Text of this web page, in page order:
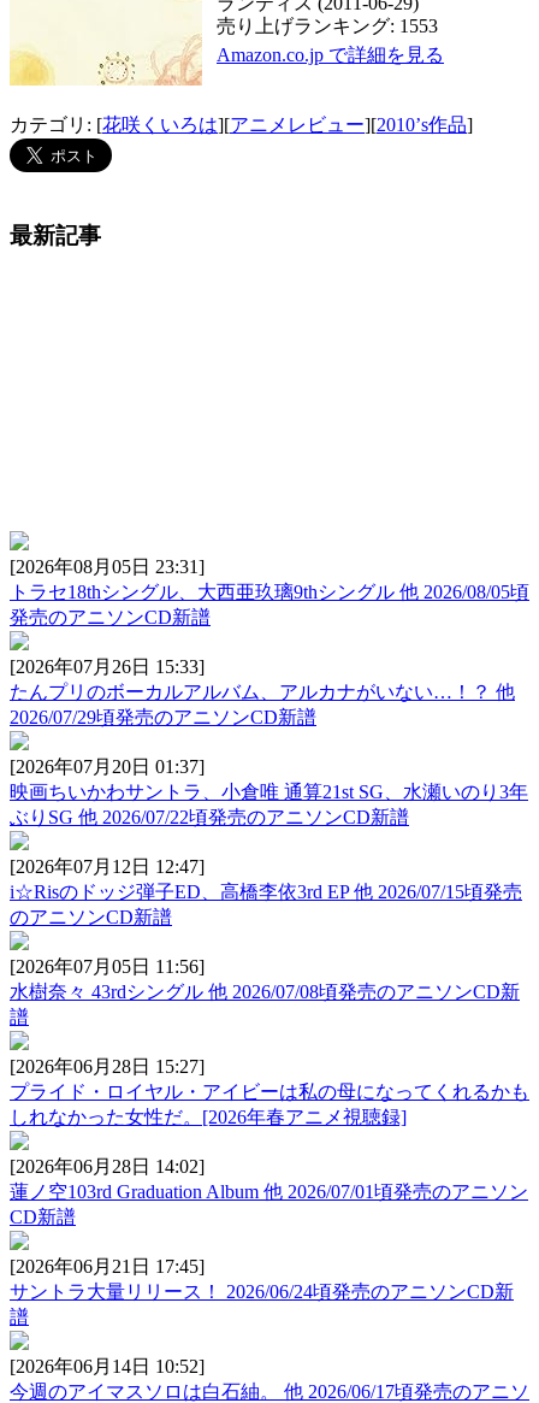
売り上げランキング: 1553
Amazon.co.jp で詳細を見る
カテゴリ: [花咲くいろは][アニメレビュー][2010’s作品]
最新記事
[2026年08月05日 23:31]
トラセ18thシングル、大西亜玖璃9thシングル 他 2026/08/05頃
発売のアニソンCD新譜
[2026年07月26日 15:33]
たんプリのボーカルアルバム、アルカナがいない…！？ 他
2026/07/29頃発売のアニソンCD新譜
[2026年07月20日 01:37]
映画ちいかわサントラ、小倉唯 通算21st SG、水瀬いのり3年
ぶりSG 他 2026/07/22頃発売のアニソンCD新譜
[2026年07月12日 12:47]
i☆Risのドッジ弾子ED、高橋李依3rd EP 他 2026/07/15頃発売
のアニソンCD新譜
[2026年07月05日 11:56]
水樹奈々 43rdシングル 他 2026/07/08頃発売のアニソンCD新
譜
[2026年06月28日 15:27]
プライド・ロイヤル・アイビーは私の母になってくれるかも
しれなかった女性だ。[2026年春アニメ視聴録]
[2026年06月28日 14:02]
蓮ノ空103rd Graduation Album 他 2026/07/01頃発売のアニソン
CD新譜
[2026年06月21日 17:45]
サントラ大量リリース！ 2026/06/24頃発売のアニソンCD新
譜
[2026年06月14日 10:52]
今週のアイマスソロは白石紬。 他 2026/06/17頃発売のアニソ